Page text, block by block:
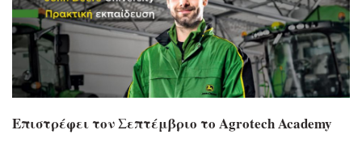
Επιστρέφει τον Σεπτέμβριο το Agrotech Academy